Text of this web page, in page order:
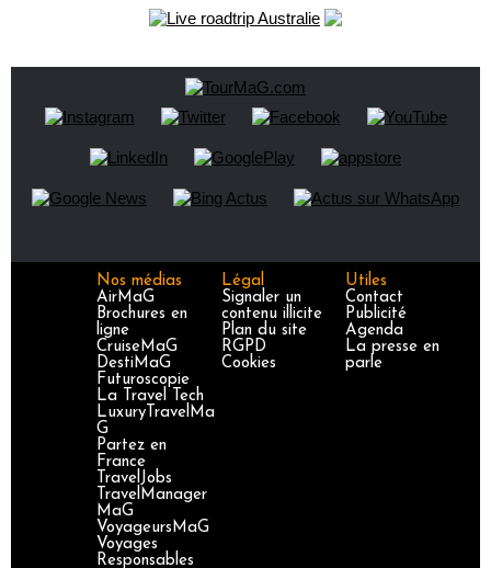
Nos médias
AirMaG
Brochures en
ligne
CruiseMaG
DestiMaG
Futuroscopie
La Travel Tech
LuxuryTravelMa
G
Partez en
France
TravelJobs
TravelManager
MaG
VoyageursMaG
Voyages
Responsables
Légal
Signaler un
contenu illicite
Plan du site
RGPD
Cookies
Utiles
Contact
Publicité
Agenda
La presse en
parle